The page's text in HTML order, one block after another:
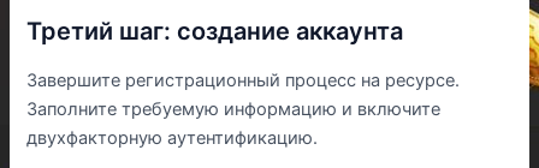
Третий шаг: создание аккаунта
Завершите регистрационный процесс на ресурсе.
Заполните требуемую информацию и включите
двухфакторную аутентификацию.